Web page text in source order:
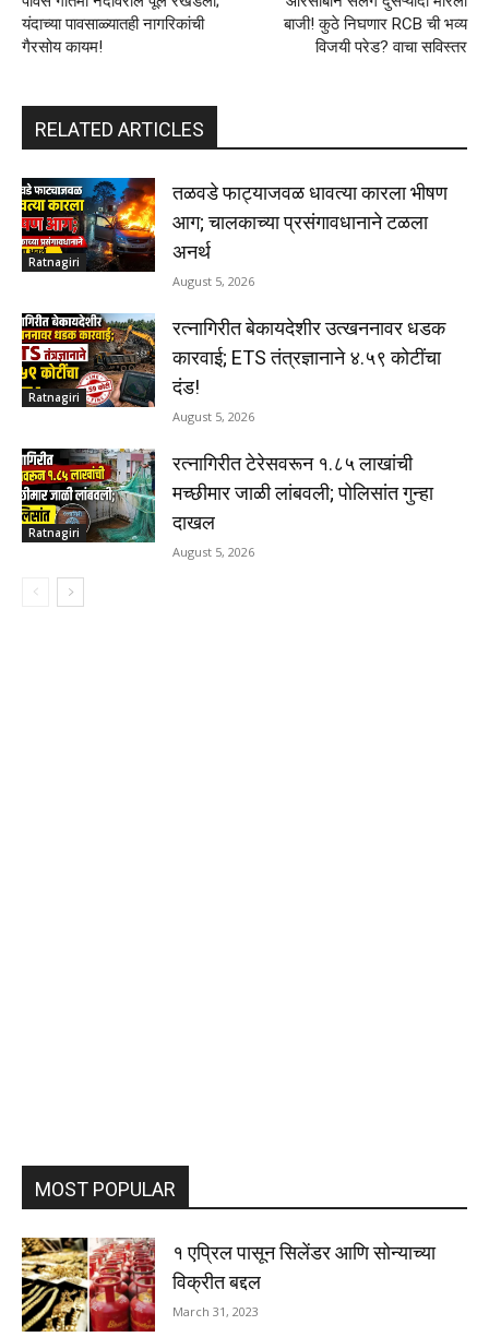
यंदाच्या पावसाळ्यातही नागरिकांची
गैरसोय कायम!
बाजी! कुठे निघणार RCB ची भव्य
विजयी परेड? वाचा सविस्तर
RELATED ARTICLES
Ratnagiri
तळवडे फाट्याजवळ धावत्या कारला भीषण
आग; चालकाच्या प्रसंगावधानाने टळला
अनर्थ
August 5, 2026
Ratnagiri
रत्नागिरीत बेकायदेशीर उत्खननावर धडक
कारवाई; ETS तंत्रज्ञानाने ४.५९ कोटींचा
दंड!
August 5, 2026
Ratnagiri
रत्नागिरीत टेरेसवरून १.८५ लाखांची
मच्छीमार जाळी लांबवली; पोलिसांत गुन्हा
दाखल
August 5, 2026
MOST POPULAR
१ एप्रिल पासून सिलेंडर आणि सोन्याच्या
विक्रीत बद्दल
March 31, 2023